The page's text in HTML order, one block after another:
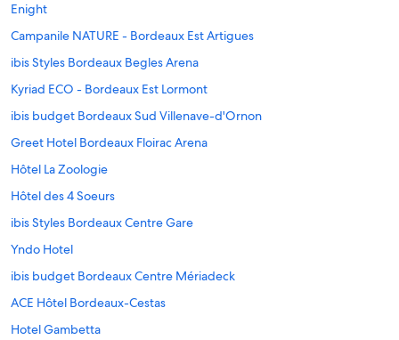
Enight
Campanile NATURE - Bordeaux Est Artigues
ibis Styles Bordeaux Begles Arena
Kyriad ECO - Bordeaux Est Lormont
ibis budget Bordeaux Sud Villenave-d'Ornon
Greet Hotel Bordeaux Floirac Arena
Hôtel La Zoologie
Hôtel des 4 Soeurs
ibis Styles Bordeaux Centre Gare
Yndo Hotel
ibis budget Bordeaux Centre Mériadeck
ACE Hôtel Bordeaux-Cestas
Hotel Gambetta